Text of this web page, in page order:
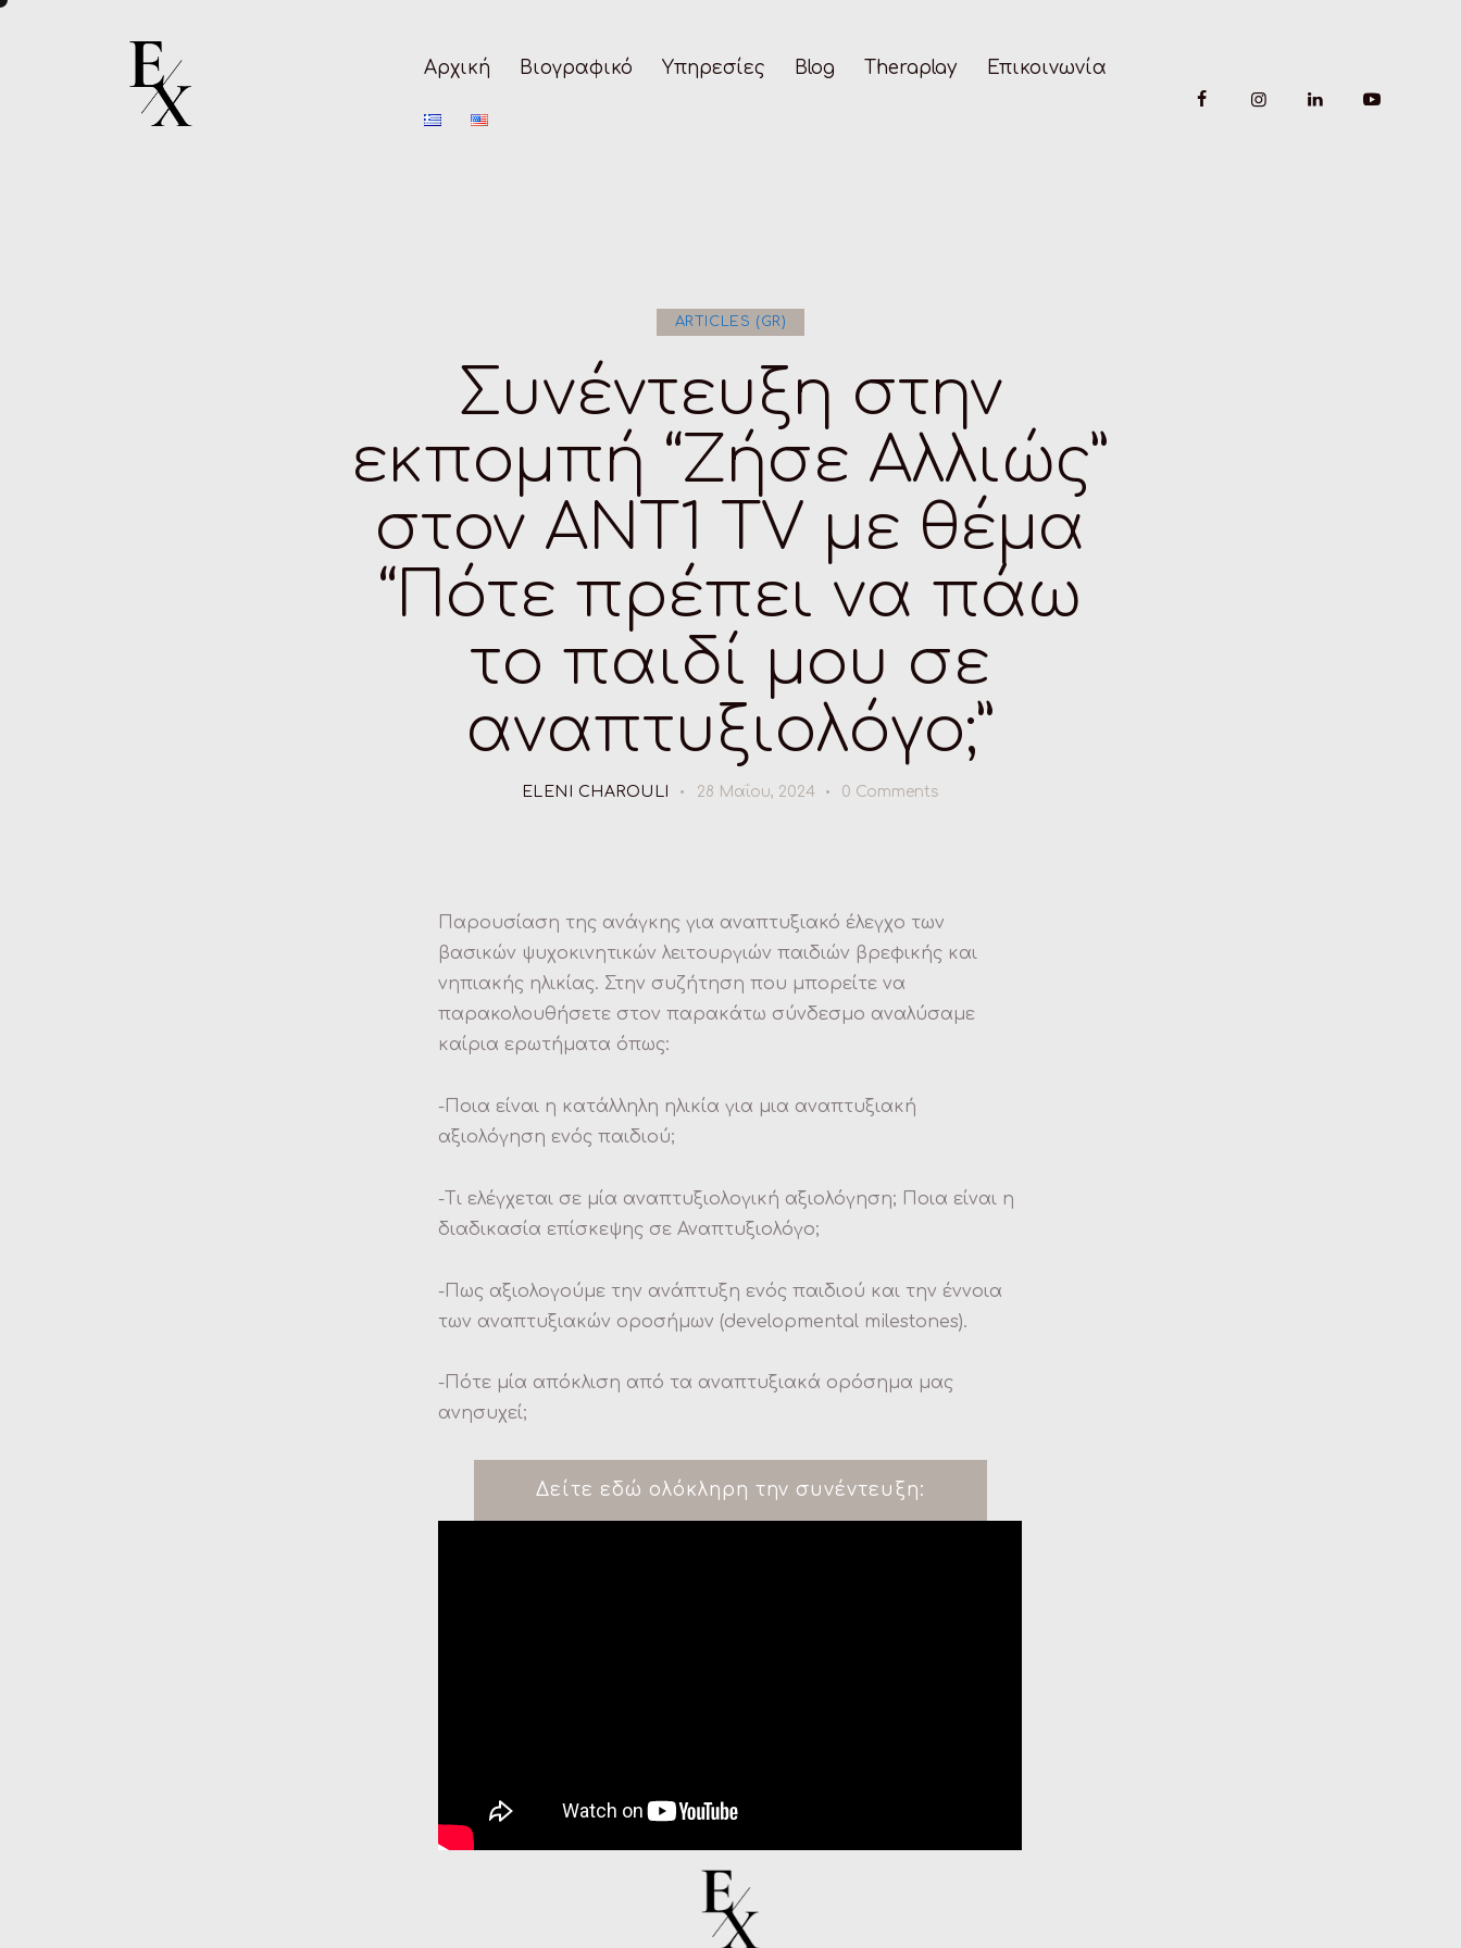
Αρχική Βιογραφικό Υπηρεσίες Blog Theraplay Επικοινωνία
ARTICLES (GR)
Συνέντευξη στην
εκπομπή “Ζήσε Αλλιώς”
στον ANT1 TV με θέμα
“Πότε πρέπει να πάω
το παιδί μου σε
αναπτυξιολόγο;”
ELENI CHAROULI 28 Μαΐου, 2024 0 Comments
Παρουσίαση της ανάγκης για αναπτυξιακό έλεγχο των
βασικών ψυχοκινητικών λειτουργιών παιδιών βρεφικής και
νηπιακής ηλικίας. Στην συζήτηση που μπορείτε να
παρακολουθήσετε στον παρακάτω σύνδεσμο αναλύσαμε
καίρια ερωτήματα όπως:
-Ποια είναι η κατάλληλη ηλικία για μια αναπτυξιακή
αξιολόγηση ενός παιδιού;
-Τι ελέγχεται σε μία αναπτυξιολογική αξιολόγηση; Ποια είναι η
διαδικασία επίσκεψης σε Αναπτυξιολόγο;
-Πως αξιολογούμε την ανάπτυξη ενός παιδιού και την έννοια
των αναπτυξιακών οροσήμων (developmental milestones).
-Πότε μία απόκλιση από τα αναπτυξιακά ορόσημα μας
ανησυχεί;
Δείτε εδώ ολόκληρη την συνέντευξη: